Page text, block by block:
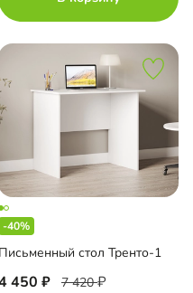
-40%
Письменный стол Тренто-1
450 7 420